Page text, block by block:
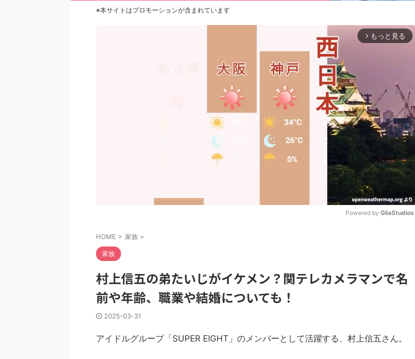
※本サイトはプロモーションが含まれています
arrow_forward_ios もっと見る
e
Powered by GliaStudios
HOME > 家族 >
家族
村上信五の弟たいじがイケメン？関テレカメラマンで名
前や年齢、職業や結婚についても！
2025-03-31
アイドルグループ「SUPER EIGHT」のメンバーとして活躍する、村上信五さん。